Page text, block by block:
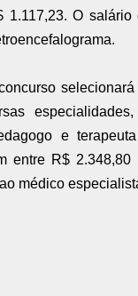
1.117,23. O
selecionará
especialidades,
e
entre R$
médico